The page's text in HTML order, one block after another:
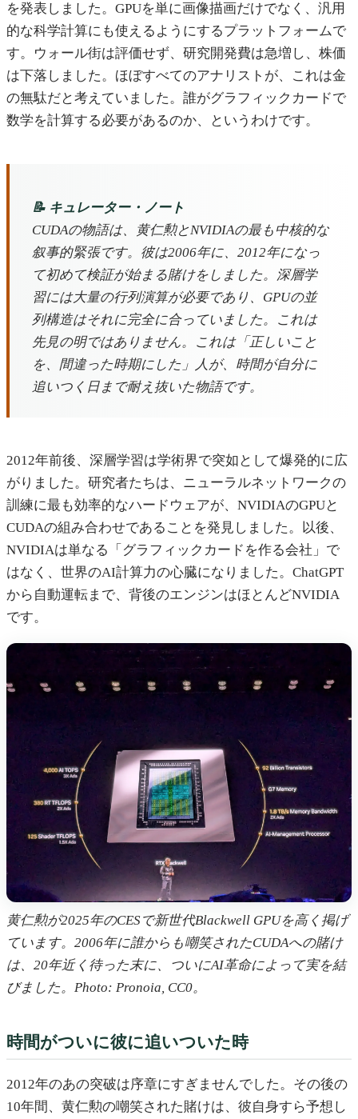
を発表しました。GPUを単に画像描画だけでなく、汎用
的な科学計算にも使えるようにするプラットフォームで
す。ウォール街は評価せず、研究開発費は急増し、株価
は下落しました。ほぼすべてのアナリストが、これは金
の無駄だと考えていました。誰がグラフィックカードで
数学を計算する必要があるのか、というわけです。
📝 キュレーター・ノート
CUDAの物語は、黄仁勲とNVIDIAの最も中核的な
叙事的緊張です。彼は2006年に、2012年になっ
て初めて検証が始まる賭けをしました。深層学
習には大量の行列演算が必要であり、GPUの並
列構造はそれに完全に合っていました。これは
先見の明ではありません。これは「正しいこと
を、間違った時期にした」人が、時間が自分に
追いつく日まで耐え抜いた物語です。
2012年前後、深層学習は学術界で突如として爆発的に広
がりました。研究者たちは、ニューラルネットワークの
訓練に最も効率的なハードウェアが、NVIDIAのGPUと
CUDAの組み合わせであることを発見しました。以後、
NVIDIAは単なる「グラフィックカードを作る会社」で
はなく、世界のAI計算力の心臓になりました。ChatGPT
から自動運転まで、背後のエンジンはほとんどNVIDIA
です。
黄仁勲が2025年のCESで新世代Blackwell GPUを高く掲げ
ています。2006年に誰からも嘲笑されたCUDAへの賭け
は、20年近く待った末に、ついにAI革命によって実を結
びました。Photo: Pronoia, CC0。
時間がついに彼に追いついた時
2012年のあの突破は序章にすぎませんでした。その後の
10年間、黄仁勲の嘲笑された賭けは、彼自身すら予想し